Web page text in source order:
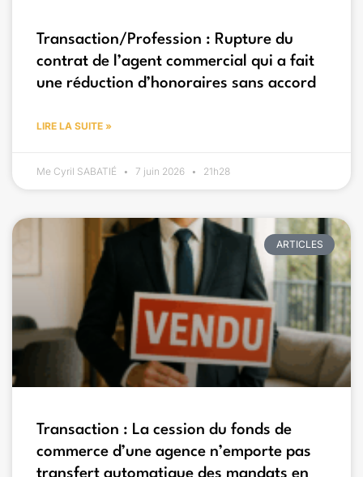
Transaction/Profession : Rupture du
contrat de l’agent commercial qui a fait
une réduction d’honoraires sans accord
LIRE LA SUITE »
Me Cyril SABATIÉ 7 juin 2026 21h28
ARTICLES
Transaction : La cession du fonds de
commerce d’une agence n’emporte pas
transfert automatique des mandats en